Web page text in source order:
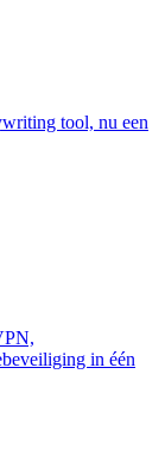
tool, nu een
in één